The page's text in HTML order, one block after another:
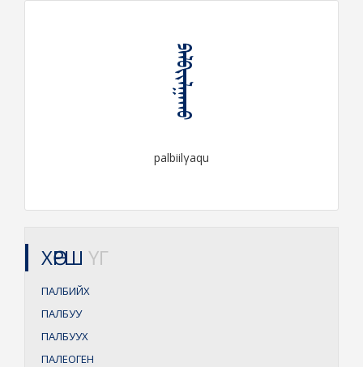
ᠫᠠᠯᠪᠶᠢᠯᠭᠠᠬᠤ
palbiilγaqu
ХӨРШ ҮГ
ПАЛБИЙХ
ПАЛБУУ
ПАЛБУУХ
ПАЛЕОГЕН